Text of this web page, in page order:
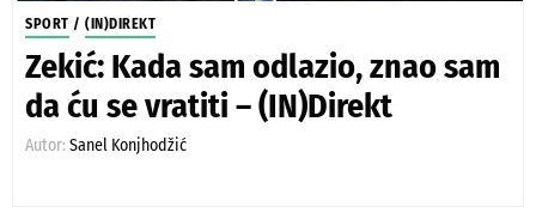
SPORT / (IN)DIREKT
Zekić: Kada sam odlazio, znao sam
da ću se vratiti – (IN)Direkt
Autor: Sanel Konjhodžić